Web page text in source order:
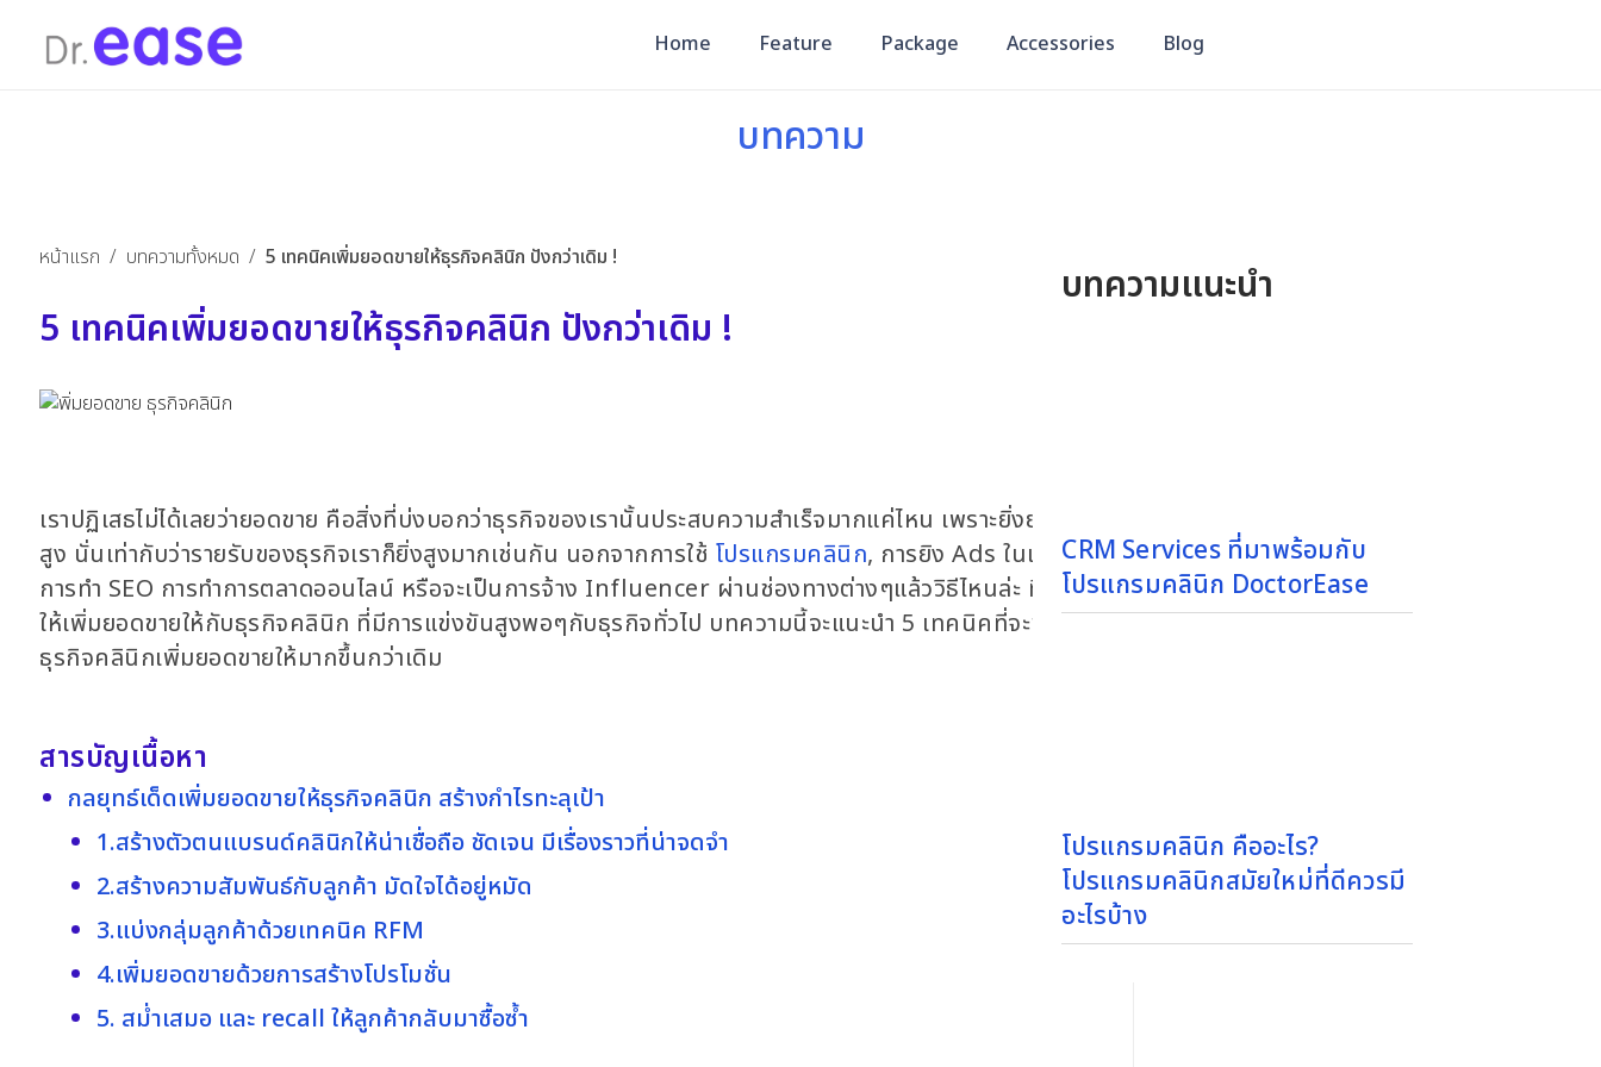
Home Feature Package Accessories Blog
บทความ
หน้าแรก / บทความทั้งหมด / 5 เทคนิคเพิ่มยอดขายให้ธุรกิจคลินิก ปังกว่าเดิม !
5 เทคนิคเพิ่มยอดขายให้ธุรกิจคลินิก ปังกว่าเดิม !
เราปฏิเสธไม่ได้เลยว่ายอดขาย คือสิ่งที่บ่งบอกว่าธุรกิจของเรานั้นประสบความสำเร็จมากแค่ไหน เพราะยิ่งยอดขาย
สูง นั่นเท่ากับว่ารายรับของธุรกิจเราก็ยิ่งสูงมากเช่นกัน นอกจากการใช้ โปรแกรมคลินิก, การยิง Ads ในเฟสบุ๊ค,
การทำ SEO การทำการตลาดออนไลน์ หรือจะเป็นการจ้าง Influencer ผ่านช่องทางต่างๆแล้ววิธีไหนล่ะ ที่จะช่วย
ให้เพิ่มยอดขายให้กับธุรกิจคลินิก ที่มีการแข่งขันสูงพอๆกับธุรกิจทั่วไป บทความนี้จะแนะนำ 5 เทคนิคที่จะช่วยทำให้
ธุรกิจคลินิกเพิ่มยอดขายให้มากขึ้นกว่าเดิม
สารบัญเนื้อหา
กลยุทธ์เด็ดเพิ่มยอดขายให้ธุรกิจคลินิก สร้างกำไรทะลุเป้า
1.สร้างตัวตนแบรนด์คลินิกให้น่าเชื่อถือ ชัดเจน มีเรื่องราวที่น่าจดจำ
2.สร้างความสัมพันธ์กับลูกค้า มัดใจได้อยู่หมัด
3.แบ่งกลุ่มลูกค้าด้วยเทคนิค RFM
4.เพิ่มยอดขายด้วยการสร้างโปรโมชั่น
5. สม่ำเสมอ และ recall ให้ลูกค้ากลับมาซื้อซ้ำ
บทความแนะนำ
CRM Services ที่มาพร้อมกับ
โปรแกรมคลินิก DoctorEase
โปรแกรมคลินิก คืออะไร?
โปรแกรมคลินิกสมัยใหม่ที่ดีควรมี
อะไรบ้าง